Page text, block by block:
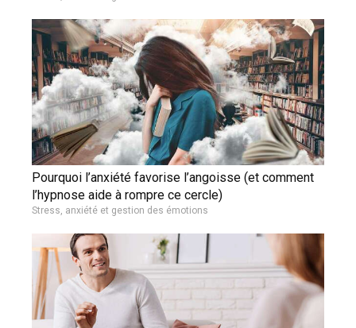
Pourquoi l’anxiété favorise l’angoisse (et comment
l’hypnose aide à rompre ce cercle)
Stress, anxiété et gestion des émotions